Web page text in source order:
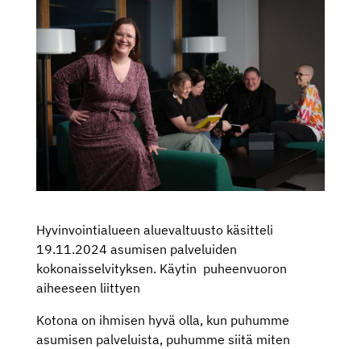
Hyvinvointialueen aluevaltuusto käsitteli
19.11.2024 asumisen palveluiden
kokonaisselvityksen. Käytin puheenvuoron
aiheeseen liittyen
Kotona on ihmisen hyvä olla, kun puhumme
asumisen palveluista, puhumme siitä miten